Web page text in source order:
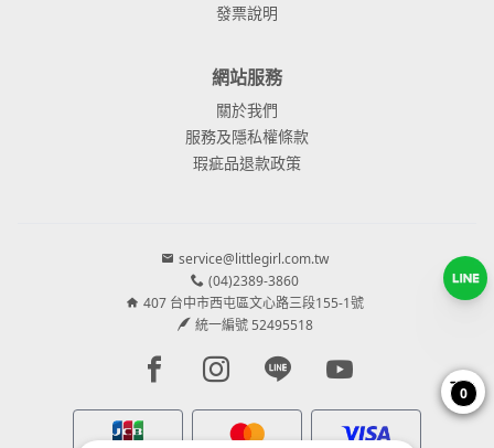
發票說明
網站服務
關於我們
服務及隱私權條款
瑕疵品退款政策
service@littlegirl.com.tw
(04)2389-3860
407 台中市西屯區文心路三段155-1號
統一編號 52495518
Facebook page
Instagram page
Line pageYoutube page
0